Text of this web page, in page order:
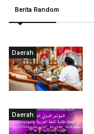
Berita Random
Daerah
Daerah